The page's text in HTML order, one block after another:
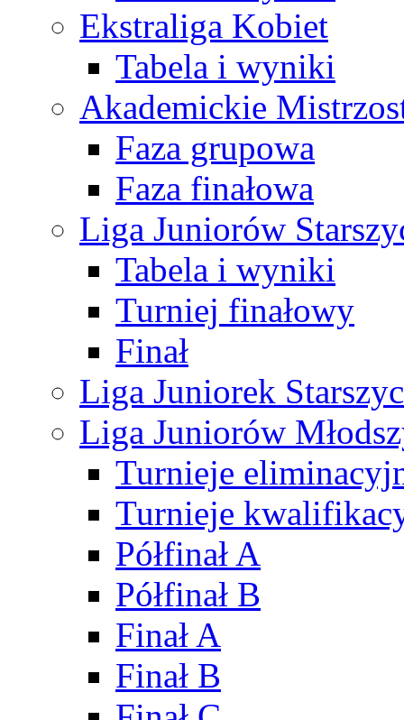
Ekstraliga Kobiet
Tabela i wyniki
Akademickie
Faza grupowa
Faza finałowa
Liga Juniorów
Tabela i wyniki
Turniej finałowy
Finał
Liga Juniorek
Liga Juniorów
Turnieje
Turnieje
Półfinał A
Półfinał B
Finał A
Finał B